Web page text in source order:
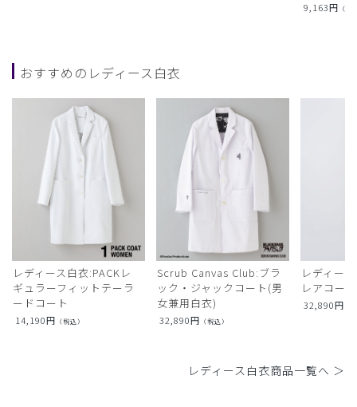
9,163円 （税
おすすめのレディース白衣
レディース白衣:PACKレ
ギュラーフィットテーラ
ードコート
14,190円 （税込）
Scrub Canvas Club:ブラ
ック・ジャックコート(男
女兼用白衣)
32,890円 （税込）
レディー
レアコート
32,890円
レディース白衣商品一覧へ ＞